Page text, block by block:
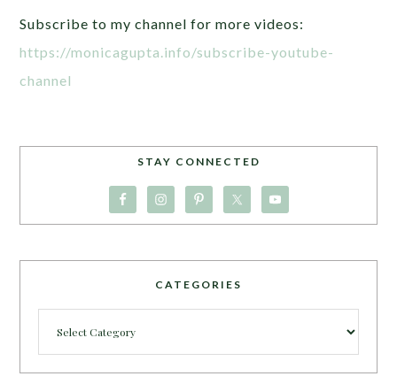
Subscribe to my channel for more videos:
https://monicagupta.info/subscribe-youtube-
channel
STAY CONNECTED
CATEGORIES